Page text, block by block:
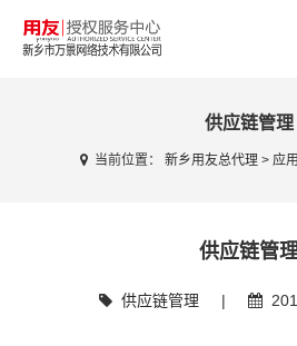
供应链管理
当前位置： 新乡用友总代理> 应
供应链管
供应链管理 |